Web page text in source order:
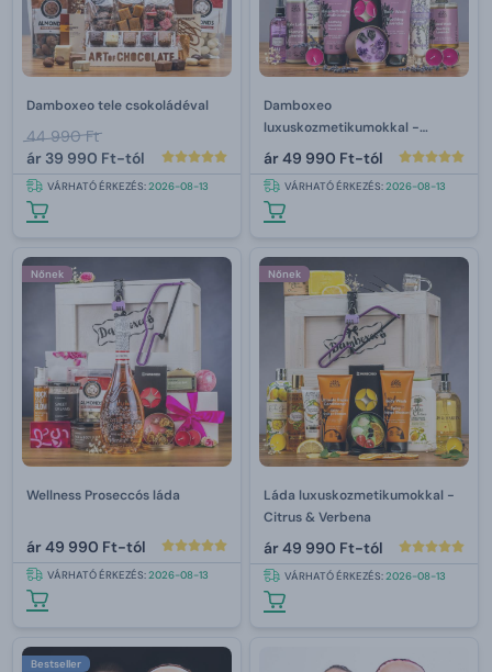
Damboxeo tele csokoládéval
44 990 Ft
ár39 990 Ft-tól
VÁRHATÓ ÉRKEZÉS:2026-08-13
Damboxeo
luxuskozmetikumokkal -
levandula
ár49 990 Ft-tól
VÁRHATÓ ÉRKEZÉS:2026-08-13
Nőnek
Wellness Proseccós láda
ár49 990 Ft-tól
VÁRHATÓ ÉRKEZÉS:2026-08-13
Nőnek
Láda luxuskozmetikumokkal -
Citrus & Verbena
ár49 990 Ft-tól
VÁRHATÓ ÉRKEZÉS:2026-08-13
Bestseller